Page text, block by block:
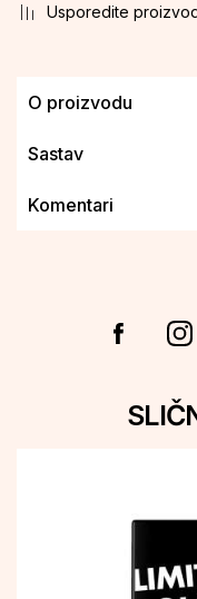
Usporedite
O proizvodu
Sastav
Komentari